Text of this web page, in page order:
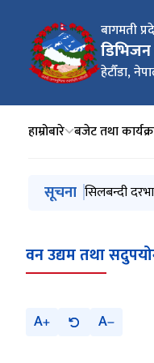
बागमती
हेटौँडा,
हाम्रोबारे बजेट तथा
मुख्य नेभिगेसनमा जानुहोस्
सूचना क्याटलग
सिलबन्दी
२८ औँ भूकम्प
समृद्धिका
सम्पत्ति
वन उद्यम तथा
A A